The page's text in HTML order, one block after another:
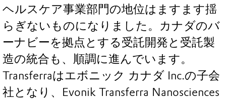
ヘルスケア事業部門の地位はますます揺
らぎないものになりました。カナダのバ
ーナビーを拠点とする受託開発と受託製
造の統合も、順調に進んでいます。
Transferraはエボニック カナダ Inc.の子会
社となり、Evonik Transferra Nanosciences